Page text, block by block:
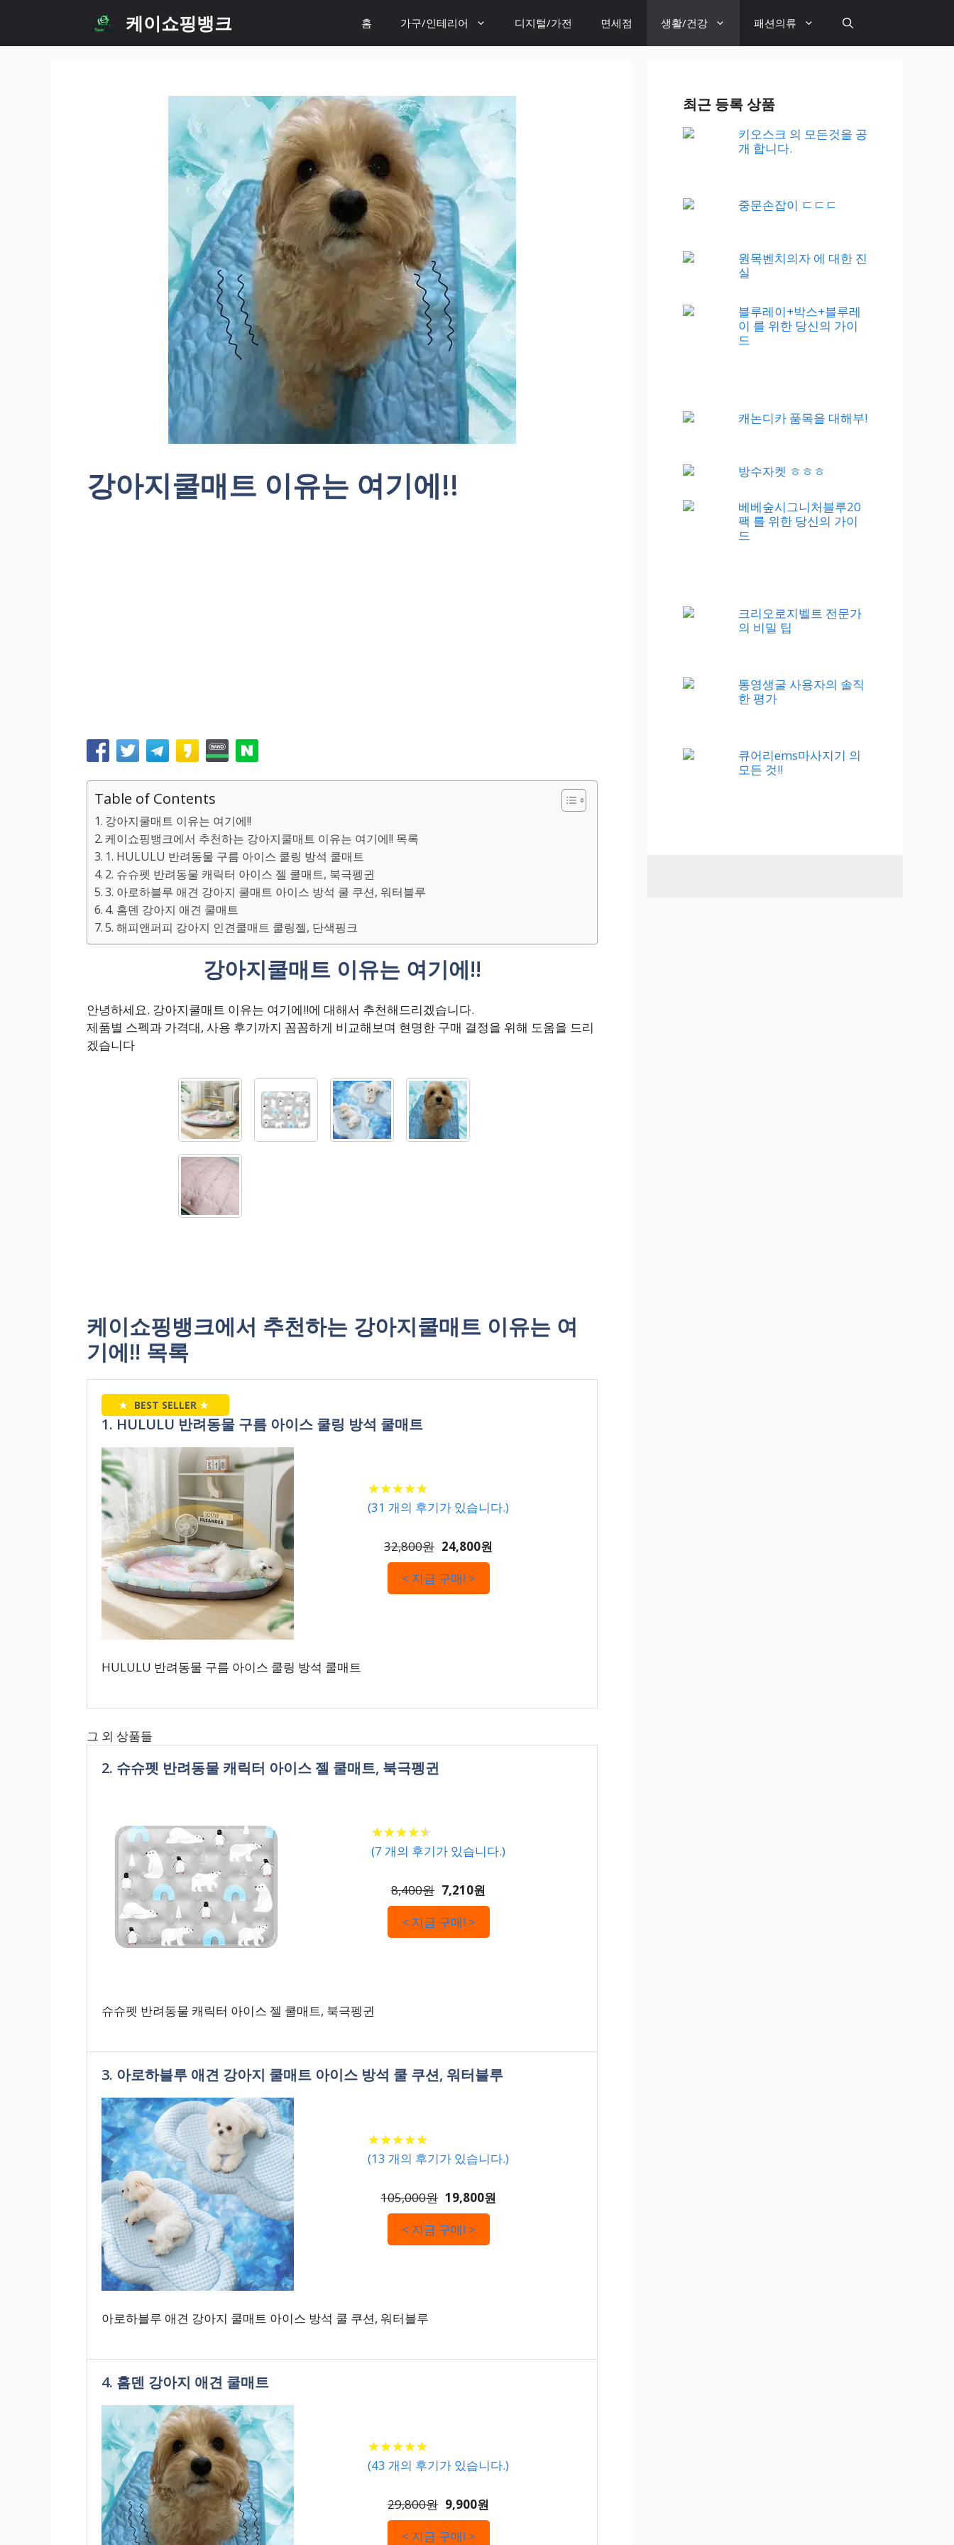
content
케이쇼핑뱅크 홈 가구/인테리어 디지털/가전 면세점 생활/건강 패션의류
강아지쿨매트 이유는 여기에!!
Table of Contents
강아지쿨매트 이유는 여기에!!
케이쇼핑뱅크에서 추천하는 강아지쿨매트 이유는 여기에!! 목록
1. HULULU 반려동물 구름 아이스 쿨링 방석 쿨매트
2. 슈슈펫 반려동물 캐릭터 아이스 젤 쿨매트, 북극펭귄
3. 아로하블루 애견 강아지 쿨매트 아이스 방석 쿨 쿠션, 워터블루
4. 홈덴 강아지 애견 쿨매트
5. 해피앤퍼피 강아지 인견쿨매트 쿨링젤, 단색핑크
강아지쿨매트 이유는 여기에!!
안녕하세요. 강아지쿨매트 이유는 여기에!!에 대해서 추천해드리겠습니다.
제품별 스펙과 가격대, 사용 후기까지 꼼꼼하게 비교해보며 현명한 구매 결정을 위해 도움을 드리
겠습니다
케이쇼핑뱅크에서 추천하는 강아지쿨매트 이유는 여
기에!! 목록
★ BEST SELLER ★
1. HULULU 반려동물 구름 아이스 쿨링 방석 쿨매트
★★★★★
★★★★★
(31 개의 후기가 있습니다.)
32,800원 24,800원
< 지금 구매! >
HULULU 반려동물 구름 아이스 쿨링 방석 쿨매트
그 외 상품들
2. 슈슈펫 반려동물 캐릭터 아이스 젤 쿨매트, 북극펭귄
★★★★★
★★★★★
(7 개의 후기가 있습니다.)
8,400원 7,210원
< 지금 구매! >
슈슈펫 반려동물 캐릭터 아이스 젤 쿨매트, 북극펭귄
3. 아로하블루 애견 강아지 쿨매트 아이스 방석 쿨 쿠션, 워터블루
★★★★★
★★★★★
(13 개의 후기가 있습니다.)
105,000원 19,800원
< 지금 구매! >
아로하블루 애견 강아지 쿨매트 아이스 방석 쿨 쿠션, 워터블루
4. 홈덴 강아지 애견 쿨매트
★★★★★
★★★★★
(43 개의 후기가 있습니다.)
29,800원 9,900원
< 지금 구매! >
최근 등록 상품
키오스크 의 모든것을 공
개 합니다.
중문손잡이 ㄷㄷㄷ
원목벤치의자 에 대한 진
실
블루레이+박스+블루레
이 를 위한 당신의 가이
드
캐논디카 품목을 대해부!
방수자켓 ㅎㅎㅎ
베베숲시그니처블루20
팩 를 위한 당신의 가이
드
크리오로지벨트 전문가
의 비밀 팁
통영생굴 사용자의 솔직
한 평가
큐어리ems마사지기 의
모든 것!!